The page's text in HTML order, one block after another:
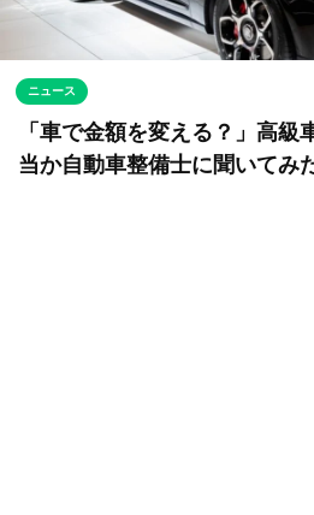
ニュース
「車で金額を変える？」高級
当か自動車整備士に聞いてみ